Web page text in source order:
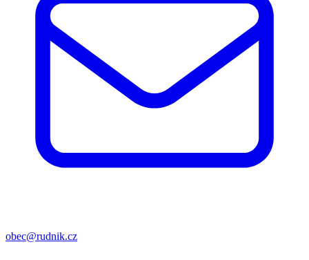
obec@rudnik.cz